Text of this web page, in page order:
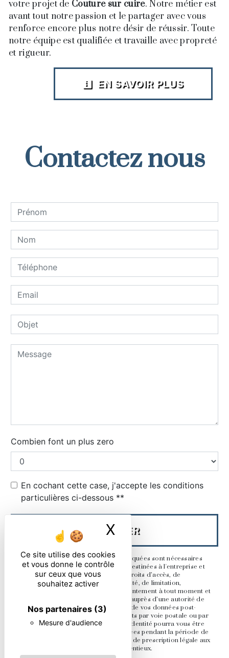
Ce site utilise des cookies
et vous donne le contrôle
sur ceux que vous
souhaitez activer
Nos partenaires (3)
Mesure d'audience
X Masquer le
votre projet de Couture sur cuire. Notre métier est
avant tout notre passion et le partager avec vous
renforce encore plus notre désir de réussir. Toute
notre équipe est qualifiée et travaille avec propreté
et rigueur.
EN SAVOIR PLUS
Contactez nous
Combien font un plus zero
En cochant cette case, j'accepte les conditions
particulières ci-dessous **
ENVOYER
** Les données personnelles communiquées sont nécessaires
aux fins de vous contacter. Elles sont destinées à l'entreprise et
ses sous-traitants. Vous disposez de droits d’accès, de
rectification, d’effacement, de portabilité, de limitation,
d’opposition, de retrait de votre consentement à tout moment et
du droit d’introduire une réclamation auprès d’une autorité de
contrôle, ainsi que d’organiser le sort de vos données post-
mortem. Vous pouvez exercer ces droits par voie postale ou par
courrier électronique. Un justificatif d'identité pourra vous être
demandé. Nous conservons vos données pendant la période de
prise de contact puis pendant la durée de prescription légale aux
fins probatoire et de gestion des contentieux.